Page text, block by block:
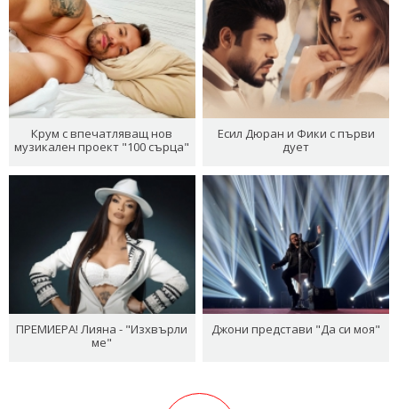
Крум с впечатляващ нов
музикален проект "100 сърца"
Есил Дюран и Фики с първи
дует
ПРЕМИЕРА! Лияна - "Изхвърли
ме"
Джони представи "Да си моя"